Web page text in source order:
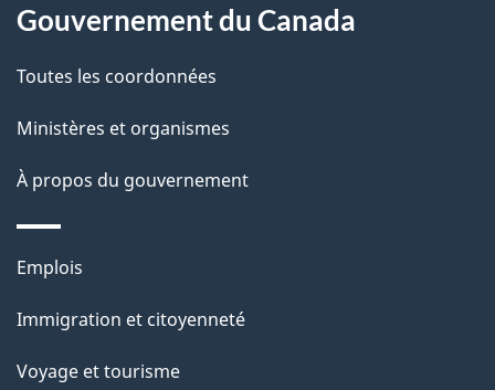
e
l
a
p
a
g
e
Gouvernement du Canada
Toutes les coordonnées
Ministères et organismes
À propos du gouvernement
Thèmes
sujets
Emplois
Immigration et citoyenneté
Voyage et tourisme